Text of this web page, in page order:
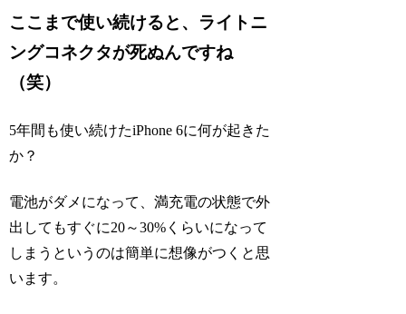
ここまで使い続けると、ライトニ
ングコネクタが死ぬんですね
（笑）
5年間も使い続けたiPhone 6に何が起きた
か？
電池がダメになって、満充電の状態で外
出してもすぐに20～30%くらいになって
しまうというのは簡単に想像がつくと思
います。